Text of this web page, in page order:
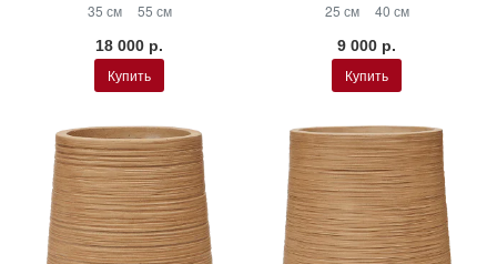
35 см 55 см
18 000 р.
Купить
25 см 40 см
9 000 р.
Купить